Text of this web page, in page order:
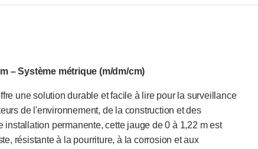
– Système métrique (m/dm/cm)
une solution durable et facile à lire pour la surveillance
de l'environnement, de la construction et des
installation permanente, cette jauge de 0 à 1,22 m est
résistante à la pourriture, à la corrosion et aux